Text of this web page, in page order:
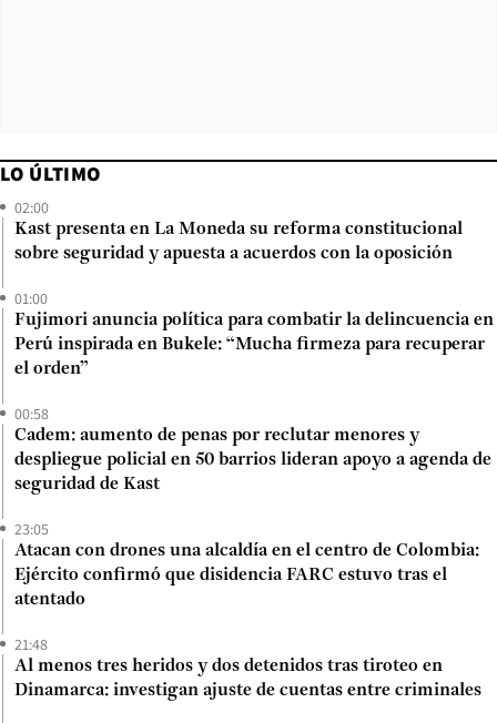
LO ÚLTIMO
02:00
Kast presenta en La Moneda su reforma constitucional
sobre seguridad y apuesta a acuerdos con la oposición
01:00
Fujimori anuncia política para combatir la delincuencia en
Perú inspirada en Bukele: “Mucha firmeza para recuperar
el orden”
00:58
Cadem: aumento de penas por reclutar menores y
despliegue policial en 50 barrios lideran apoyo a agenda de
seguridad de Kast
23:05
Atacan con drones una alcaldía en el centro de Colombia:
Ejército confirmó que disidencia FARC estuvo tras el
atentado
21:48
Al menos tres heridos y dos detenidos tras tiroteo en
Dinamarca: investigan ajuste de cuentas entre criminales